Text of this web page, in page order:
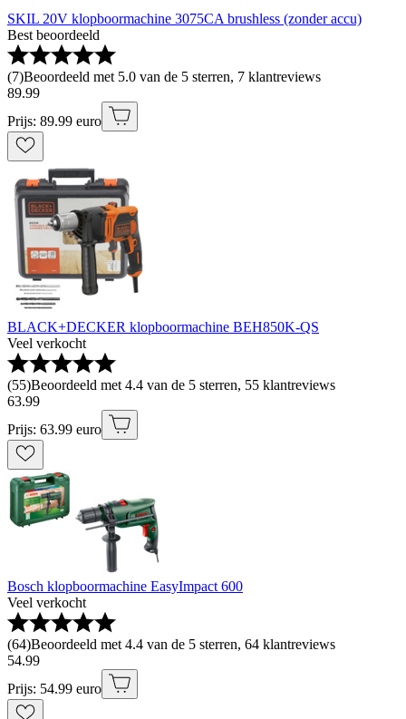
SKIL 20V klopboormachine 3075CA brushless (zonder accu)
Best beoordeeld
(7)Beoordeeld met 5.0 van de 5 sterren, 7 klantreviews
89.99
Prijs: 89.99 euro
BLACK+DECKER klopboormachine BEH850K-QS
Veel verkocht
(55)Beoordeeld met 4.4 van de 5 sterren, 55 klantreviews
63.99
Prijs: 63.99 euro
Bosch klopboormachine EasyImpact 600
Veel verkocht
(64)Beoordeeld met 4.4 van de 5 sterren, 64 klantreviews
54.99
Prijs: 54.99 euro